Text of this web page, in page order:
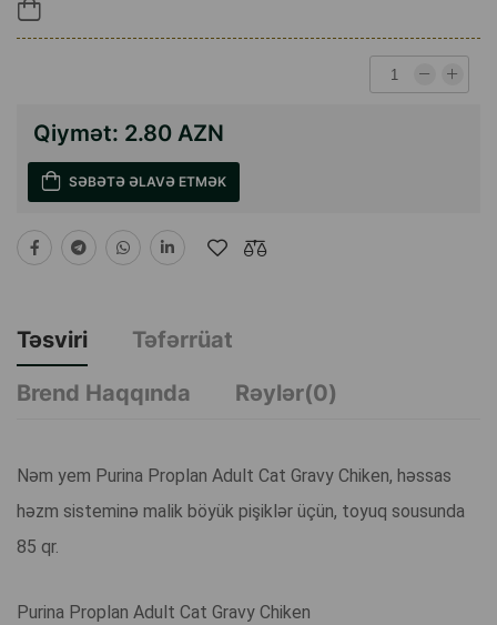
Qiymət: 2.80 AZN
SƏBƏTƏ ƏLAVƏ ETMƏK
Təsviri
Təfərrüat
Brend Haqqında
Rəylər(0)
Nəm yem Purina Proplan Adult Cat Gravy Chiken, həssas
həzm sisteminə malik böyük pişiklər üçün, toyuq sousunda
85 qr.
Purina Proplan Adult Cat Gravy Chiken